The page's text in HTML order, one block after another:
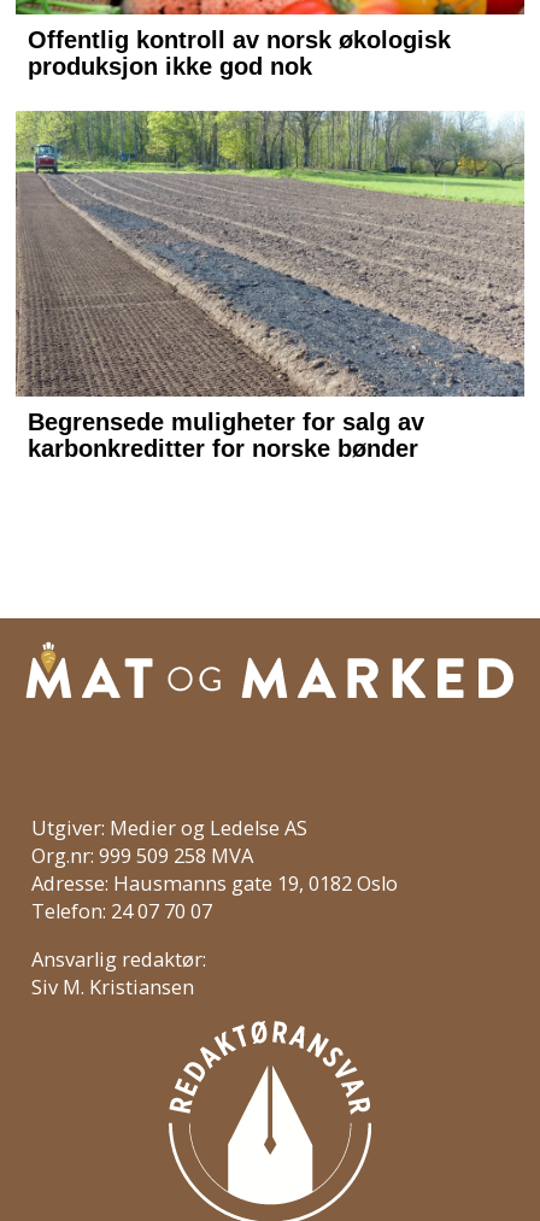
Utgiver: Medier og Ledelse AS
Org.nr: 999 509 258 MVA
Adresse: Hausmanns gate 19, 0182 Oslo
Telefon: 24 07 70 07
Ansvarlig redaktør:
Siv M. Kristiansen